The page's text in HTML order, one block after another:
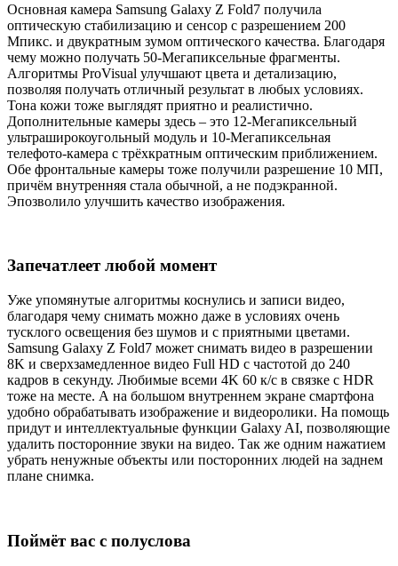
Основная камера Samsung Galaxy Z Fold7 получила
оптическую стабилизацию и сенсор с разрешением 200
Мпикс. и двукратным зумом оптического качества. Благодаря
чему можно получать 50-Мегапиксельные фрагменты.
Алгоритмы ProVisual улучшают цвета и детализацию,
позволяя получать отличный результат в любых условиях.
Тона кожи тоже выглядят приятно и реалистично.
Дополнительные камеры здесь – это 12-Мегапиксельный
ультраширокоугольный модуль и 10-Мегапиксельная
телефото-камера с трёхкратным оптическим приближением.
Обе фронтальные камеры тоже получили разрешение 10 МП,
причём внутренняя стала обычной, а не подэкранной.
Эпозволило улучшить качество изображения.
Запечатлеет любой момент
Уже упомянутые алгоритмы коснулись и записи видео,
благодаря чему снимать можно даже в условиях очень
тусклого освещения без шумов и с приятными цветами.
Samsung Galaxy Z Fold7 может снимать видео в разрешении
8K и сверхзамедленное видео Full HD с частотой до 240
кадров в секунду. Любимые всеми 4K 60 к/с в связке с HDR
тоже на месте. А на большом внутреннем экране смартфона
удобно обрабатывать изображение и видеоролики. На помощь
придут и интеллектуальные функции Galaxy AI, позволяющие
удалить посторонние звуки на видео. Так же одним нажатием
убрать ненужные объекты или посторонних людей на заднем
плане снимка.
Поймёт вас с полуслова